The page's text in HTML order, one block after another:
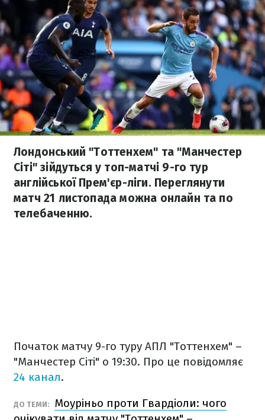
Лондонський "Тоттенхем" та "Манчестер
Сіті" зійдуться у топ-матчі 9-го тур
англійської Прем'єр-ліги. Переглянути
матч 21 листопада можна онлайн та по
телебаченню.
Початок матчу 9-го туру АПЛ "Тоттенхем" –
"Манчестер Сіті" о 19:30. Про це повідомляє
24 канал.
ДО ТЕМИ:
Моуріньо проти Гвардіоли: чого